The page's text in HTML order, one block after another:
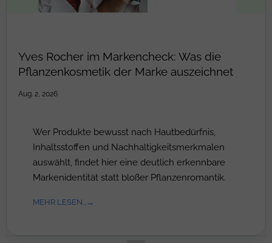
Yves Rocher im Markencheck: Was die
Pflanzenkosmetik der Marke auszeichnet
Aug. 2, 2026
Wer Produkte bewusst nach Hautbedürfnis,
Inhaltsstoffen und Nachhaltigkeitsmerkmalen
auswählt, findet hier eine deutlich erkennbare
Markenidentität statt bloßer Pflanzenromantik.
MEHR LESEN...